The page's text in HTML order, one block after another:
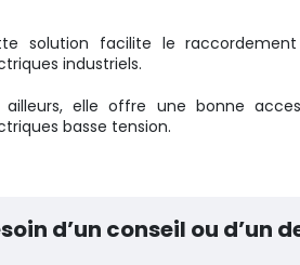
solution facilite le
industriels.
ailleurs, elle offre une bonne
basse tension.
d’un conseil ou d’un